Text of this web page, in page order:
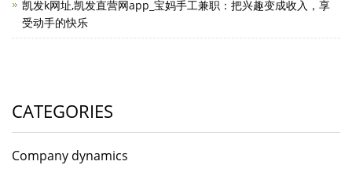
凯发k网址,凯发直营网app_宝妈手工兼职：把兴趣变成收入，享
受动手的快乐
CATEGORIES
Company dynamics